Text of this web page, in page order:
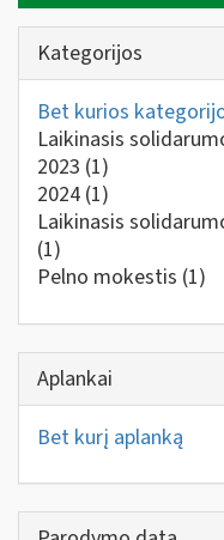
Kategorijos
Bet kurios
Laikinasis
2023 (1)
2024 (1)
Laikinasis
(1)
Pelno mokestis (1)
Aplankai
Bet kurį aplanką